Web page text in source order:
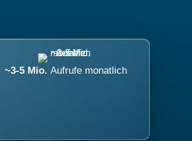
~3-5 Mio.Aufrufe monatlich